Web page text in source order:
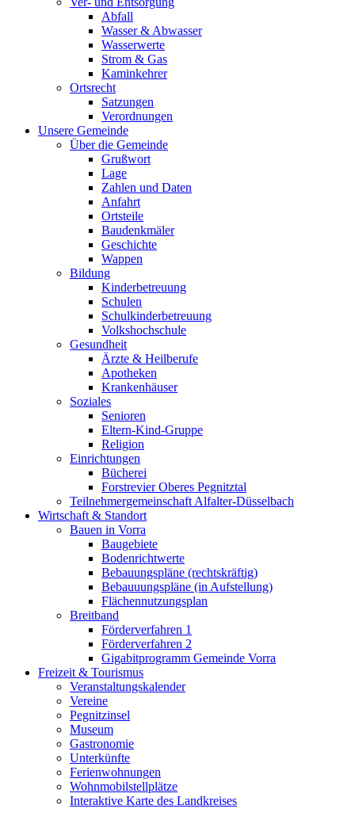
Abfall
Wasser & Abwasser
Wasserwerte
Strom & Gas
Kaminkehrer
Ortsrecht
Satzungen
Verordnungen
Unsere Gemeinde
Über die Gemeinde
Grußwort
Lage
Zahlen und Daten
Anfahrt
Ortsteile
Baudenkmäler
Geschichte
Wappen
Bildung
Kinderbetreuung
Schulen
Schulkinderbetreuung
Volkshochschule
Gesundheit
Ärzte & Heilberufe
Apotheken
Krankenhäuser
Soziales
Senioren
Eltern-Kind-Gruppe
Religion
Einrichtungen
Bücherei
Forstrevier Oberes Pegnitztal
Teilnehmergemeinschaft Alfalter-Düsselbach
Wirtschaft & Standort
Bauen in Vorra
Baugebiete
Bodenrichtwerte
Bebauungspläne (rechtskräftig)
Bebauuungspläne (in Aufstellung)
Flächennutzungsplan
Breitband
Förderverfahren 1
Förderverfahren 2
Gigabitprogramm Gemeinde Vorra
Freizeit & Tourismus
Veranstaltungskalender
Vereine
Pegnitzinsel
Museum
Gastronomie
Unterkünfte
Ferienwohnungen
Wohnmobilstellplätze
Interaktive Karte des Landkreises